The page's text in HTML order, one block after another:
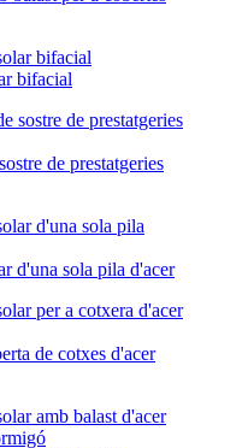
bifacial
de prestatgeries
d'una sola pila d'acer
de cotxes d'acer